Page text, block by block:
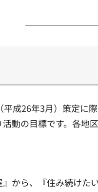
成26年3月）策定に
動の目標です。各
』から、『住み続けた